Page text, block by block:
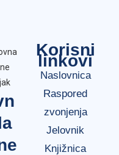
Korisni
linkovi
Naslovnica
Raspored
zvonjenja
Jelovnik
Knjižnica